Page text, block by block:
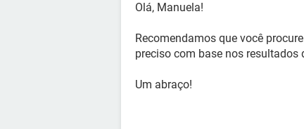
Olá, Manuela!
Recomendamos que você
preciso com base nos resultados
Um abraço!